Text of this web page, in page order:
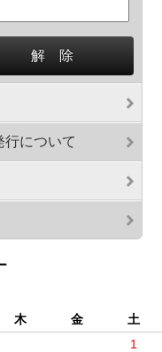
行について
木 金
土
1